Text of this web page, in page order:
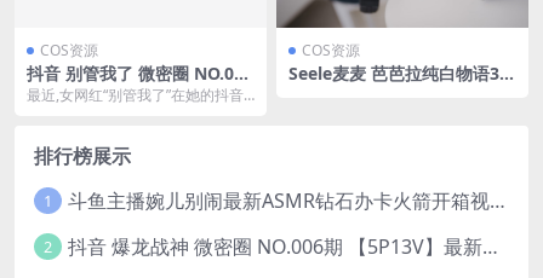
COS资源
抖音 别管我了 微密圈 NO.003
期 【6P】(别管我了用英语怎
最近,女网红“别管我了”在她的抖音
COS资源
Seele麦麦 芭芭拉纯白物语36
排行榜展示
1 斗鱼主播婉儿别闹最新ASMR钻石办卡火箭开箱视频+音频合集-47个资源打包下载 [39V-10.1GB]
2 抖音 爆龙战神 微密圈 NO.006期 【5P13V】最新至：2023.6.7(暴龙神和战龙皇)